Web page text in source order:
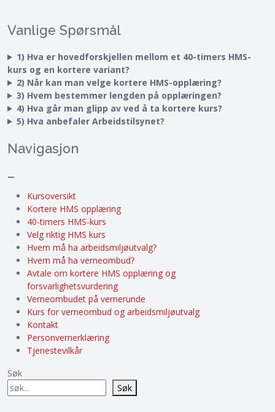
Vanlige Spørsmål
1) Hva er hovedforskjellen mellom et 40-timers HMS-
kurs og en kortere variant?
2) Når kan man velge kortere HMS-opplæring?
3) Hvem bestemmer lengden på opplæringen?
4) Hva går man glipp av ved å ta kortere kurs?
5) Hva anbefaler Arbeidstilsynet?
Navigasjon
–
Kursoversikt
Kortere HMS opplæring
40-timers HMS-kurs
Velg riktig HMS kurs
Hvem må ha arbeidsmiljøutvalg?
Hvem må ha verneombud?
Avtale om kortere HMS opplæring og
forsvarlighetsvurdering
Verneombudet på vernerunde
Kurs for verneombud og arbeidsmiljøutvalg
Kontakt
Personvernerklæring
Tjenestevilkår
Søk
Søk